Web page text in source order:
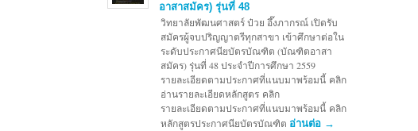
อาสาสมัคร) รุ่นที่ 48
วิทยาลัยพัฒนศาสตร์ ป๋วย อึ๊งภากรณ์ เปิดรับ
สมัครผู้จบปริญญาตรีทุกสาขา เข้าศึกษาต่อใน
ระดับประกาศนียบัตรบัณฑิต (บัณฑิตอาสา
สมัคร) รุ่นที่ 48 ประจำปีการศึกษา 2559
รายละเอียดตามประกาศที่แนบมาพร้อมนี้ คลิก
่อ่านรายละเอียดหลักสูตร คลิก
รายละเอียดตามประกาศที่แนบมาพร้อมนี้ คลิก
หลักสูตรประกาศนียบัตรบัณฑิต อ่านต่อ →